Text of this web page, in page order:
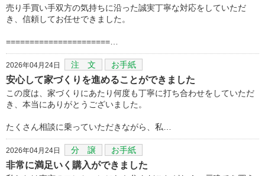
売り手買い手双方の気持ちに沿った誠実丁寧な対応をしていただ
き、信頼してお任せできました。
======================…
2026年04月24日 注 文 お手紙
安心して家づくりを進めることができました
この度は、家づくりにあたり何度も丁寧に打ち合わせをしていただ
き、本当にありがとうございました。
たくさん相談に乗っていただきながら、私…
2026年04月24日 分 譲 お手紙
非常に満足いく購入ができました